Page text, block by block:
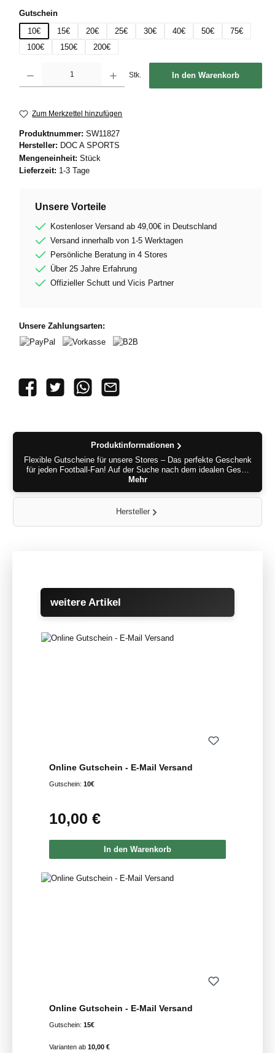
Gutscheinauswählen
10€
15€ 20€ 25€ 30€ 40€ 50€
75€
100€
150€ 200€
Stk. In den Warenkorb
Zum Merkzettel hinzufügen
Produktnummer: SW11827
Hersteller: DOC A SPORTS
Mengeneinheit: Stück
Lieferzeit: 1-3 Tage
Unsere Vorteile
Kostenloser Versand ab 49,00€ in Deutschland
Versand innerhalb von 1-5 Werktagen
Persönliche Beratung in 4 Stores
Über 25 Jahre Erfahrung
Offizieller Schutt und Vicis Partner
Unsere Zahlungsarten:
Produktinformationen
Flexible Gutscheine für unsere Stores – Das perfekte Geschenk
für jeden Football-Fan! Auf der Suche nach dem idealen Ges…
Mehr
Hersteller
Produktgalerie überspringen
weitere Artikel
Online Gutschein - E-Mail Versand
Gutschein: 10€
Regulärer Preis:
10,00 €
In den Warenkorb
Online Gutschein - E-Mail Versand
Gutschein: 15€
Varianten ab10,00 €